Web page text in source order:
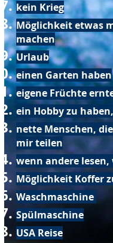
kein Krieg
Möglichkeit etwas
machen
Urlaub
einen Garten haben
eigene Früchte
ein Hobby zu
nette Menschen,
mir teilen
wenn andere lesen,
Möglichkeit Koffer
Waschmaschine
Spülmaschine
USA Reise